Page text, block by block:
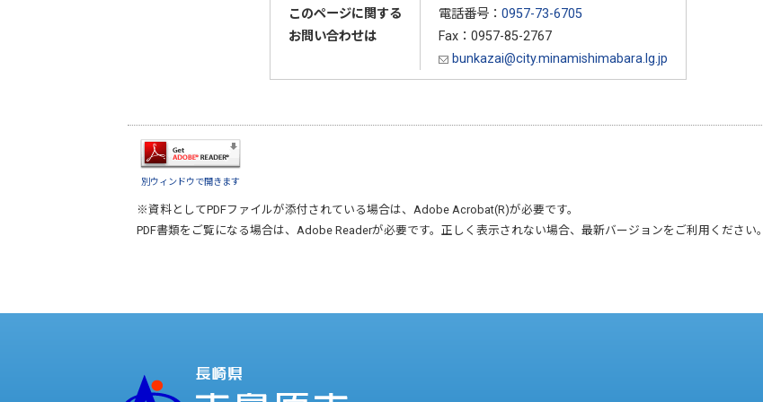
このページに関する
お問い合わせは
電話番号： 0957-73-6705
Fax：0957-85-2767
bunkazai@city.minamishimabara.lg.jp
別ウィンドウで開きます
※資料としてPDFファイルが添付されている場合は、 Adobe Acrobat(R)が必要です。
PDF書類をご覧になる場合は、 Adobe Readerが必要です。正しく表示されない場合、最新バージョンをご利用ください。